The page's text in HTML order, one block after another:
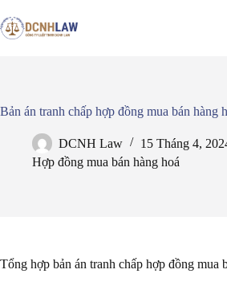
đến
phần
Bản án tranh chấp hợp đồng mua bán hàng
DCNH Law
15 Tháng 4,
Hợp đồng mua bán hàng hoá
Tổng hợp bản án tranh chấp hợp đồng mua